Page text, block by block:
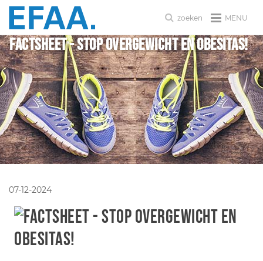
MENU
zoeken
Factsheet - Stop overgewicht en obesitas!
07-12-2024